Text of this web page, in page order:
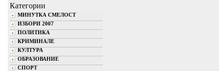
Категории
МИНУТКА СМЕЛОСТ
ИЗБОРИ 2007
ПОЛИТИКА
КРИМИНАЛЕ
КУЛТУРА
ОБРАЗОВАНИЕ
СПОРТ